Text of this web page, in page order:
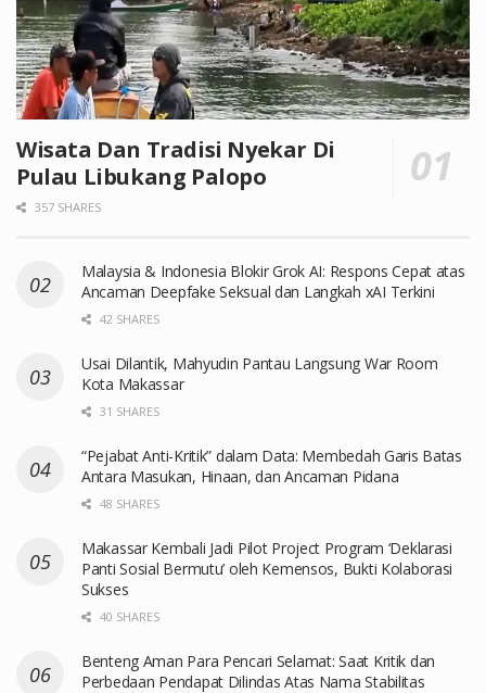
Wisata Dan Tradisi Nyekar Di
Pulau Libukang Palopo
357 SHARES
Malaysia & Indonesia Blokir Grok AI: Respons Cepat atas
Ancaman Deepfake Seksual dan Langkah xAI Terkini
42 SHARES
Usai Dilantik, Mahyudin Pantau Langsung War Room
Kota Makassar
31 SHARES
“Pejabat Anti-Kritik” dalam Data: Membedah Garis Batas
Antara Masukan, Hinaan, dan Ancaman Pidana
48 SHARES
Makassar Kembali Jadi Pilot Project Program ‘Deklarasi
Panti Sosial Bermutu’ oleh Kemensos, Bukti Kolaborasi
Sukses
40 SHARES
Benteng Aman Para Pencari Selamat: Saat Kritik dan
Perbedaan Pendapat Dilindas Atas Nama Stabilitas